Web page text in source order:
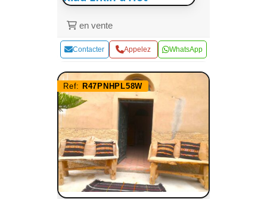
en vente
Contacter Appelez WhatsApp
Ref: R47PNHPL58W